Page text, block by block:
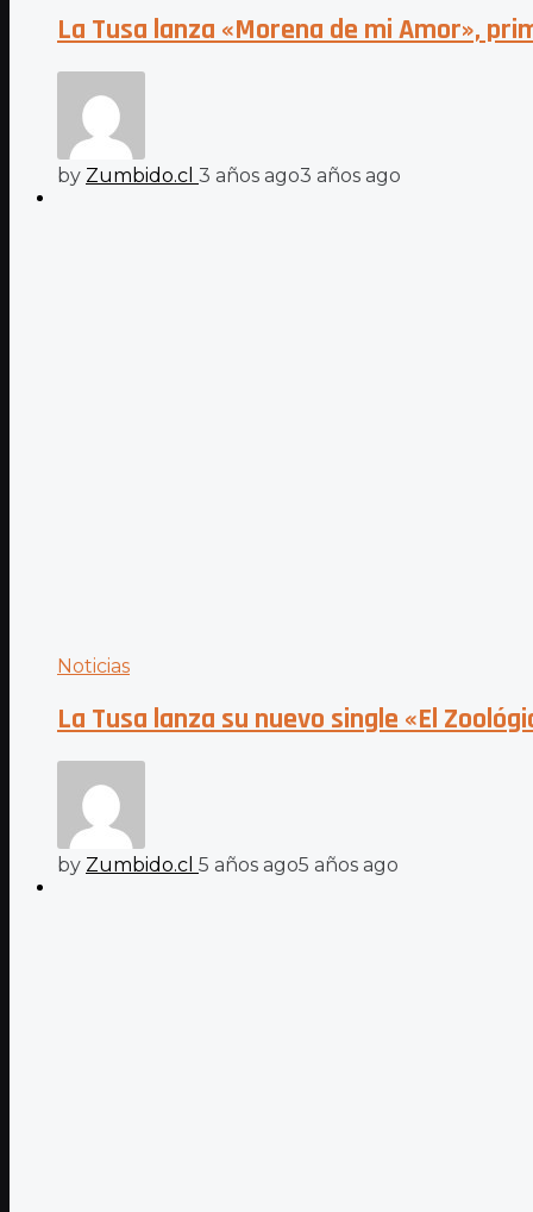
La Tusa lanza «Morena de mi Amor»,
by Zumbido.cl 3 años ago3 años ago
Noticias
La Tusa lanza su nuevo single «El
by Zumbido.cl 5 años ago5 años ago